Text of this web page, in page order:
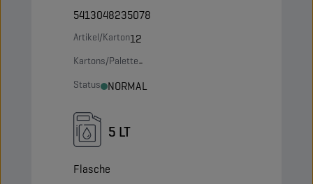
5413048235078
Artikel/Karton12
Kartons/Palette-
Status NORMAL
5 LT
Flasche